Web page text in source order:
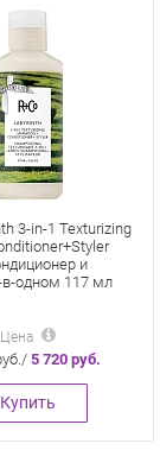
3-in-1 Texturizing
и
в-одном 117 мл
Цена
5 720 руб.
Купить